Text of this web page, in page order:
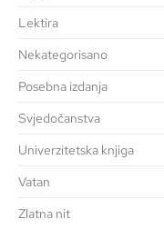
Lektira
Nekategorisano
Posebna izdanja
Svjedočanstva
Univerzitetska knjiga
Vatan
Zlatna nit